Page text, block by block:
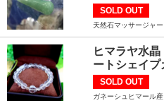
SOLD OUT
天然石マッサージャー
ヒマラヤ水
ートシェイプ
SOLD OUT
ガネーシュヒマール